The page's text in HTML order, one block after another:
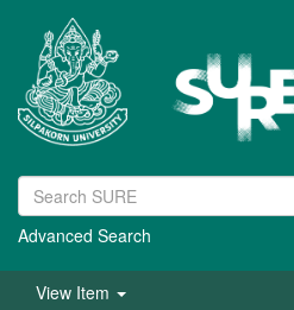
Advanced Search
View Item